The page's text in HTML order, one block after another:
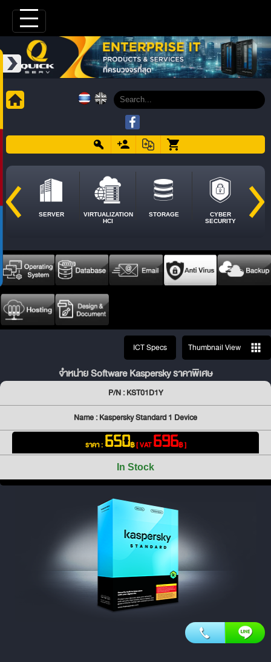
SERVER
VIRTUALIZATION
HCI
STORAGE
CYBER
SECURITY
ICT Specs Thumbnail View
จำหน่าย Software Kaspersky ราคาพิเศษ
P/N : KST01D1Y
Name : Kaspersky Standard 1 Device
ราคา : 650฿[ VAT696฿ ]
In Stock